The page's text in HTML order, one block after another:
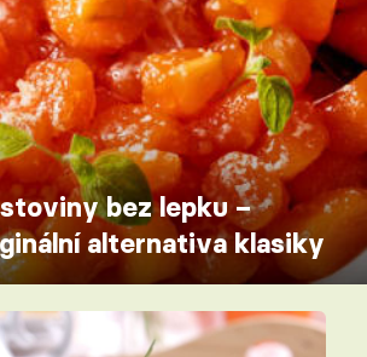
bez lepku –
alternativa klasiky